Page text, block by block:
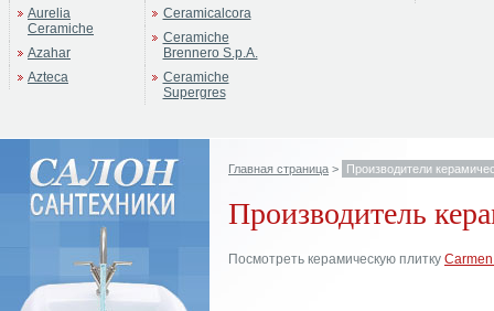
Aurelia
Ceramiche
Azahar
Azteca
Ceramicalcora
Ceramiche
Brennero S.p.A.
Ceramiche
Supergres
Главная страница > Производители
Производитель
Посмотреть керамическую плитку